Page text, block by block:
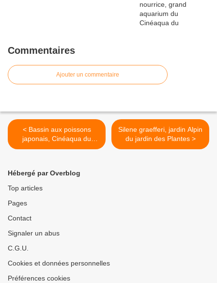
Commentaires
Ajouter un commentaire
< Bassin aux poissons
japonais, Cinéaqua du
Trocadéro
Silene graefferi, jardin Alpin
du jardin des Plantes >
Hébergé par Overblog
Top articles
Pages
Contact
Signaler un abus
C.G.U.
Cookies et données personnelles
Préférences cookies